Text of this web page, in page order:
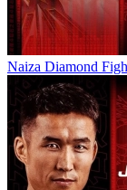
Naiza Diamond